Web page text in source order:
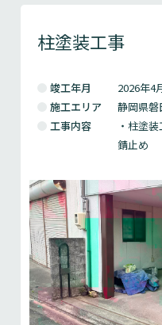
柱塗装工事
竣工年月
2026年4
施工エリア
静岡県磐
工事内容
・柱塗
錆止め